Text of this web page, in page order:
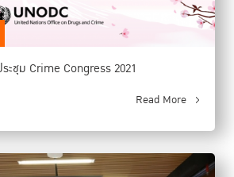
ะชุม Crime Congress 2021
Read More